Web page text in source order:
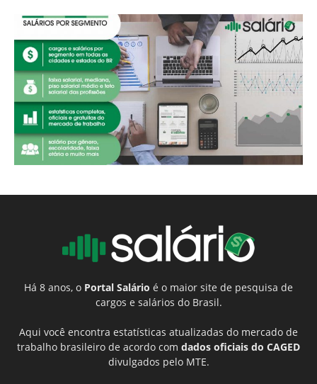
Há 8 anos, o Portal Salário é o maior site de pesquisa de
cargos e salários do Brasil.
Aqui você encontra estatísticas atualizadas do mercado de
trabalho brasileiro de acordo com dados oficiais do CAGED
divulgados pelo MTE.